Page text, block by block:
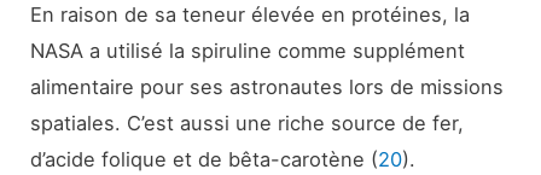
En raison de sa teneur élevée en protéines, la
NASA a utilisé la spiruline comme supplément
alimentaire pour ses astronautes lors de missions
spatiales. C’est aussi une riche source de fer,
d’acide folique et de bêta-carotène (20).